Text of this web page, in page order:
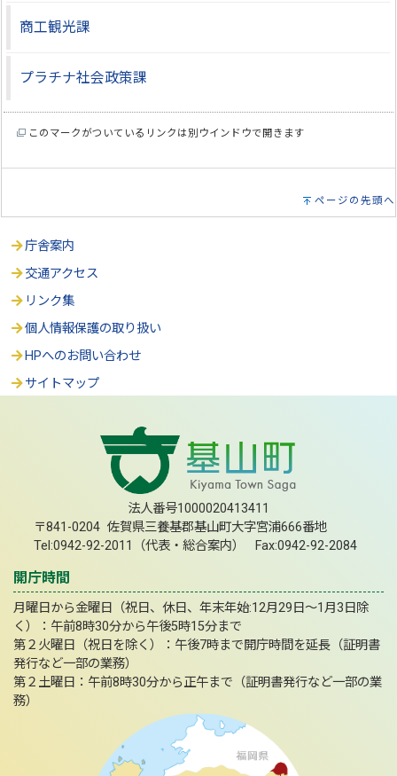
商工観光課
プラチナ社会政策課
このマークがついているリンクは別ウインドウで開きます
ページの先頭へ
庁舎案内
交通アクセス
リンク集
個人情報保護の取り扱い
HPへのお問い合わせ
サイトマップ
法人番号1000020413411
〒841-0204 佐賀県三養基郡基山町大字宮浦666番地
Tel:0942-92-2011（代表・総合案内） Fax:0942-92-2084
開庁時間
月曜日から金曜日（祝日、休日、年末年始:12月29日～1月3日除
く）：午前8時30分から午後5時15分まで
第２火曜日（祝日を除く）：午後7時まで開庁時間を延長（証明書
発行など一部の業務）
第２土曜日：午前8時30分から正午まで（証明書発行など一部の業
務）